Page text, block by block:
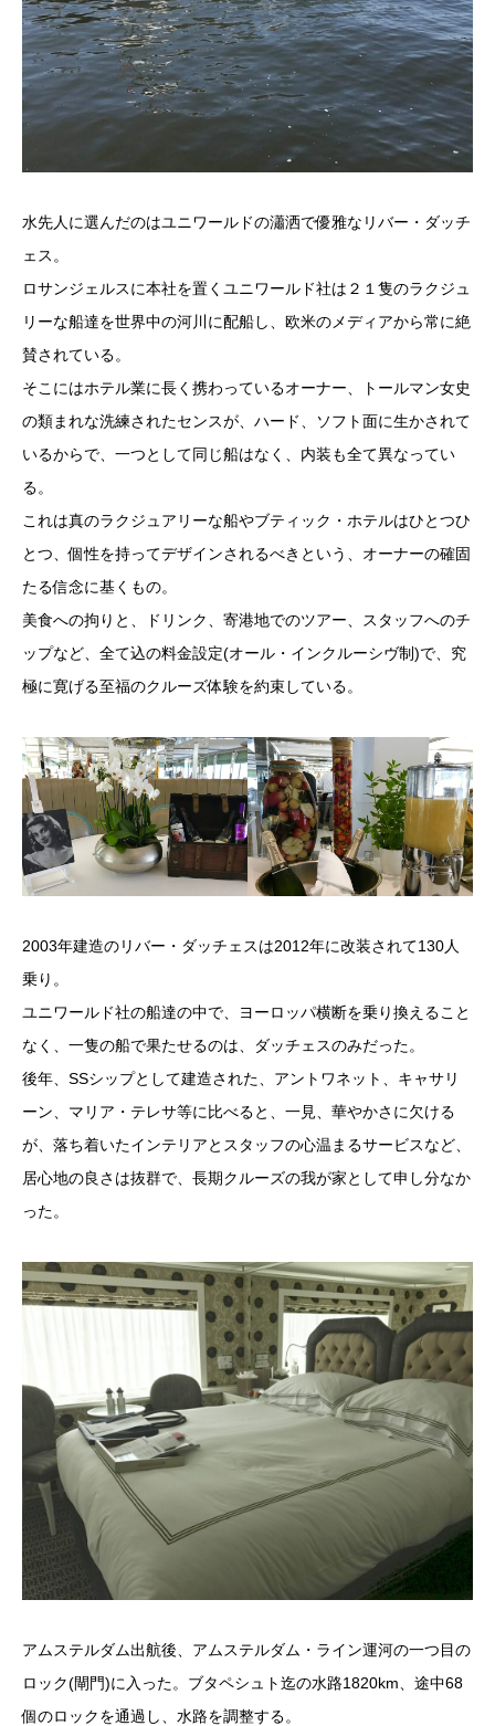
水先人に選んだのはユニワールドの瀟洒で優雅なリバー・ダッチ
ェス。
ロサンジェルスに本社を置くユニワールド社は２１隻のラクジュ
リーな船達を世界中の河川に配船し、欧米のメディアから常に絶
賛されている。
そこにはホテル業に長く携わっているオーナー、トールマン女史
の類まれな洗練されたセンスが、ハード、ソフト面に生かされて
いるからで、一つとして同じ船はなく、内装も全て異なってい
る。
これは真のラクジュアリーな船やブティック・ホテルはひとつひ
とつ、個性を持ってデザインされるべきという、オーナーの確固
たる信念に基くもの。
美食への拘りと、ドリンク、寄港地でのツアー、スタッフへのチ
ップなど、全て込の料金設定(オール・インクルーシヴ制)で、究
極に寛げる至福のクルーズ体験を約束している。
2003年建造のリバー・ダッチェスは2012年に改装されて130人
乗り。
ユニワールド社の船達の中で、ヨーロッパ横断を乗り換えること
なく、一隻の船で果たせるのは、ダッチェスのみだった。
後年、SSシップとして建造された、アントワネット、キャサリ
ーン、マリア・テレサ等に比べると、一見、華やかさに欠ける
が、落ち着いたインテリアとスタッフの心温まるサービスなど、
居心地の良さは抜群で、長期クルーズの我が家として申し分なか
った。
アムステルダム出航後、アムステルダム・ライン運河の一つ目の
ロック(閘門)に入った。ブタペシュト迄の水路1820km、途中68
個のロックを通過し、水路を調整する。